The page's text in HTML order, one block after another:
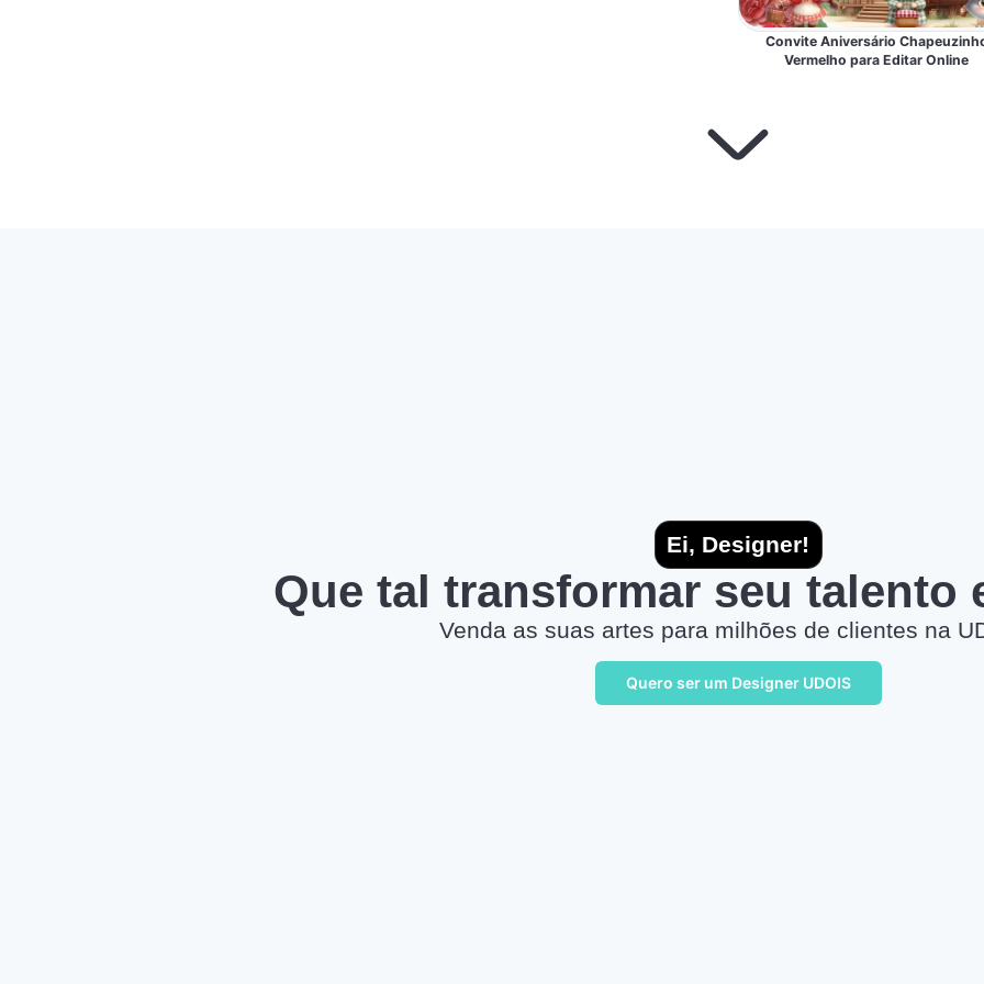
Convite Aniversário
Vermelho para Editar Online
Ei, Designer!
Que tal transformar seu talento
Venda as suas artes para milhões de clientes na
Quero ser um Designer UDOIS